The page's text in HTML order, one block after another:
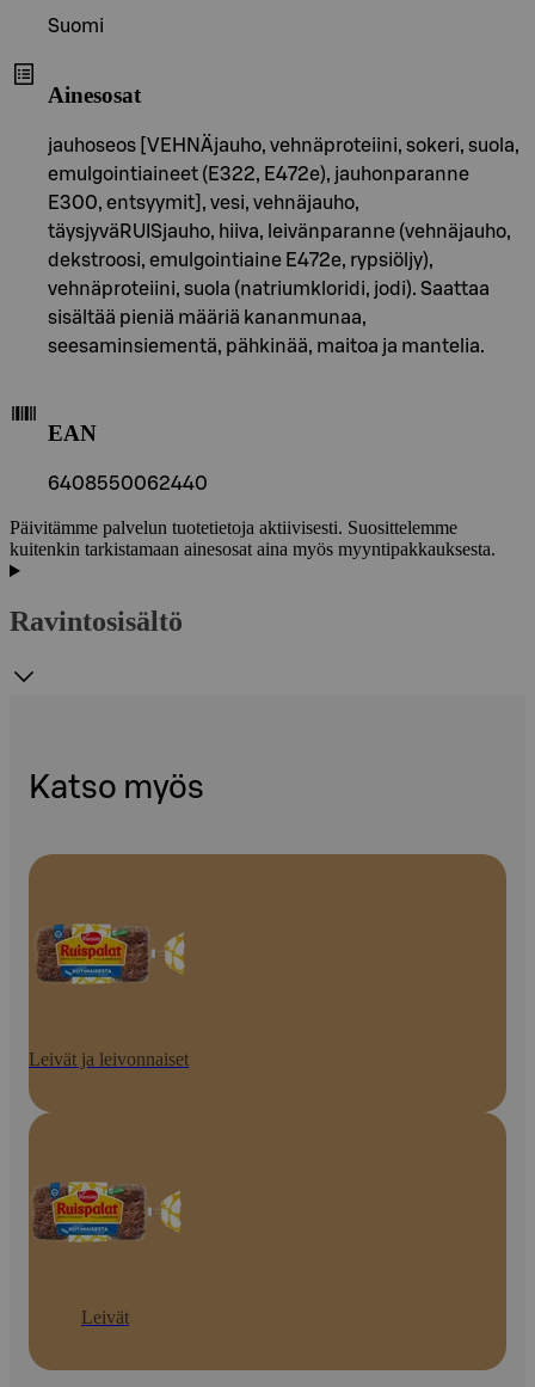
Suomi
Ainesosat
jauhoseos [VEHNÄjauho, vehnäproteiini, sokeri, suola,
emulgointiaineet (E322, E472e), jauhonparanne
E300, entsyymit], vesi, vehnäjauho,
täysjyväRUISjauho, hiiva, leivänparanne (vehnäjauho,
dekstroosi, emulgointiaine E472e, rypsiöljy),
vehnäproteiini, suola (natriumkloridi, jodi). Saattaa
sisältää pieniä määriä kananmunaa,
seesaminsiementä, pähkinää, maitoa ja mantelia.
EAN
6408550062440
Päivitämme palvelun tuotetietoja aktiivisesti. Suosittelemme
kuitenkin tarkistamaan ainesosat aina myös myyntipakkauksesta.
Ravintosisältö
Katso myös
Leivät ja leivonnaiset
Leivät